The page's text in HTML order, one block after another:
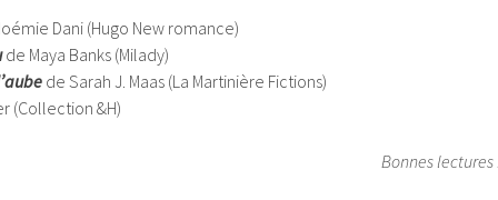
Dani (Hugo New romance)
de Maya Banks (Milady)
de Sarah J. Maas (La Martinière Fictions)
(Collection &H)
Bonnes